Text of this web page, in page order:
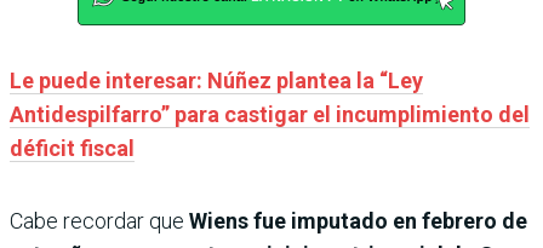
Le puede interesar: Núñez plantea la “Ley
Antidespilfarro” para castigar el incumplimiento del
déficit fiscal
Cabe recordar que Wiens fue imputado en febrero de